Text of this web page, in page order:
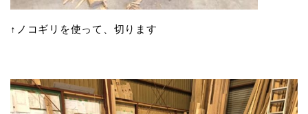
↑ノコギリを使って、切ります